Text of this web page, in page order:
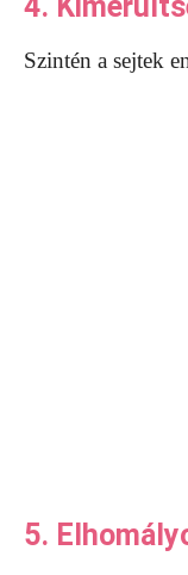
Szintén a sejtek
5.